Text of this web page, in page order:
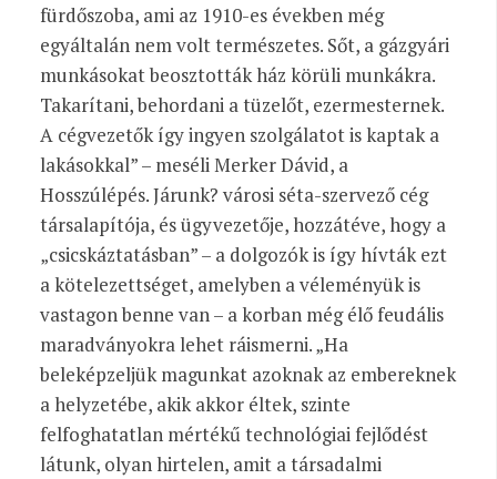
fürdőszoba, ami az 1910-es években még
egyáltalán nem volt természetes. Sőt, a gázgyári
munkásokat beosztották ház körüli munkákra.
Takarítani, behordani a tüzelőt, ezermesternek.
A cégvezetők így ingyen szolgálatot is kaptak a
lakásokkal” – meséli Merker Dávid, a
Hosszúlépés. Járunk? városi séta-szervező cég
társalapítója, és ügyvezetője, hozzátéve, hogy a
„csicskáztatásban” – a dolgozók is így hívták ezt
a kötelezettséget, amelyben a véleményük is
vastagon benne van – a korban még élő feudális
maradványokra lehet ráismerni. „Ha
beleképzeljük magunkat azoknak az embereknek
a helyzetébe, akik akkor éltek, szinte
felfoghatatlan mértékű technológiai fejlődést
látunk, olyan hirtelen, amit a társadalmi